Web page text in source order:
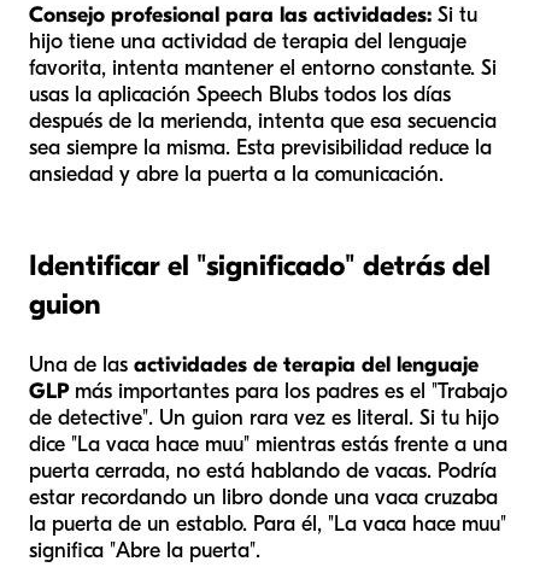
Consejo profesional para las actividades: Si tu
hijo tiene una actividad de terapia del lenguaje
favorita, intenta mantener el entorno constante. Si
usas la aplicación Speech Blubs todos los días
después de la merienda, intenta que esa secuencia
sea siempre la misma. Esta previsibilidad reduce la
ansiedad y abre la puerta a la comunicación.
Identificar el "significado" detrás del
guion
Una de las actividades de terapia del lenguaje
GLPmás importantes para los padres es el "Trabajo
de detective". Un guion rara vez es literal. Si tu hijo
dice "La vaca hace muu" mientras estás frente a una
puerta cerrada, no está hablando de vacas. Podría
estar recordando un libro donde una vaca cruzaba
la puerta de un establo. Para él, "La vaca hace muu"
significa "Abre la puerta".